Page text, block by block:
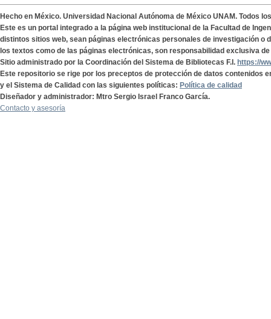
Hecho en México. Universidad Nacional Autónoma de México UNAM. Todos
Este es un portal integrado a la página web institucional de la Facultad de
distintos sitios web, sean páginas electrónicas personales de investigación o
los textos como de las páginas electrónicas, son responsabilidad exclusiva
Sitio administrado por la Coordinación del Sistema de Bibliotecas F.I. https://
Este repositorio se rige por los preceptos de protección de datos contenidos
y el Sistema de Calidad con las siguientes políticas: Política de calidad
Diseñador y administrador: Mtro Sergio Israel Franco García.
Contacto y asesoría